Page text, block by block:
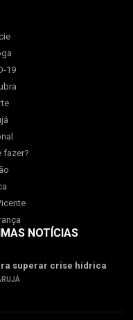
19
fazer?
NOTÍCIAS
superar crise hídrica